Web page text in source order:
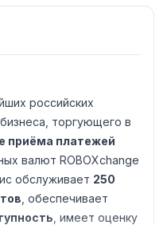
российских
торгующего в
приёма платежей
валют ROBOXchange
обслуживает 250
, обеспечивает
, имеет оценку